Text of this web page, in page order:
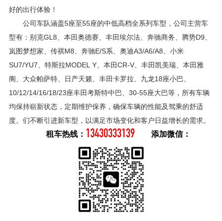
好的出行体验！
公司车队涵盖5座至55座的中低高档全系列车型，公司主营车
型有：别克GL8、本田奥德赛、丰田埃尔法、奔驰商务、腾势D9、
岚图梦想家、传祺M8、奔驰E/S系、奥迪A3/A6/A8、小米
SU7/YU7、特斯拉MODEL Y、本田CR-V、丰田凯美瑞、本田雅
阁、大众帕萨特、日产天籁、丰田卡罗拉、九龙18座小巴、
10/12/14/16/18/23座丰田考斯特中巴、30-55座大巴等，所有车辆
均保持崭新状态，定期维护保养，确保车辆的性能及驾乘的舒适
度。们不断引进新车型，以满足市场变化和客户日益增长的需求。
租车热线： 13430333139 添加微信：